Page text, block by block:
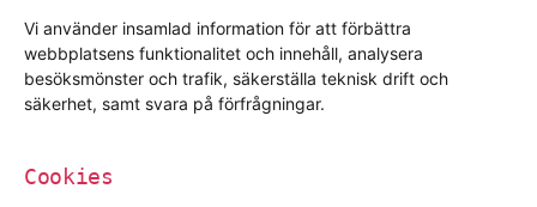
Vi använder insamlad information för att förbättra
webbplatsens funktionalitet och innehåll, analysera
besöksmönster och trafik, säkerställa teknisk drift och
säkerhet, samt svara på förfrågningar.
Cookies